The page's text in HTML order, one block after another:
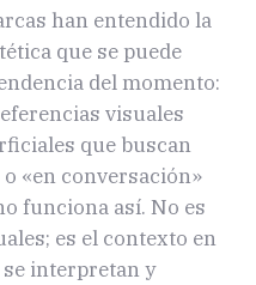
han entendido la
que se puede
del momento:
visuales
que buscan
«en conversación»
funciona así. No es
es el contexto en
interpretan y